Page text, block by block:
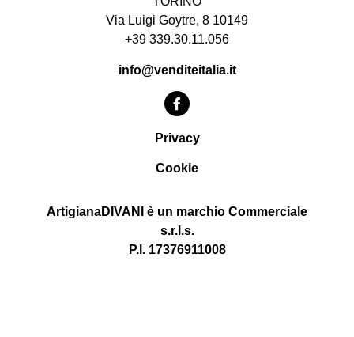
Via Luigi Goytre, 8 10149
+39 339.30.11.056
info@venditeitalia.it
Privacy
Cookie
ArtigianaDIVANI è un marchio Commerciale
s.r.l.s.
P.I. 17376911008